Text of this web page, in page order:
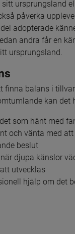
ursprungsland
påverka
adopterade
andra får en
ursprungsland.
finna balans i
kan det
som hänt med
och vänta med
beslut
djupa känslor
utvecklas
hjälp om det